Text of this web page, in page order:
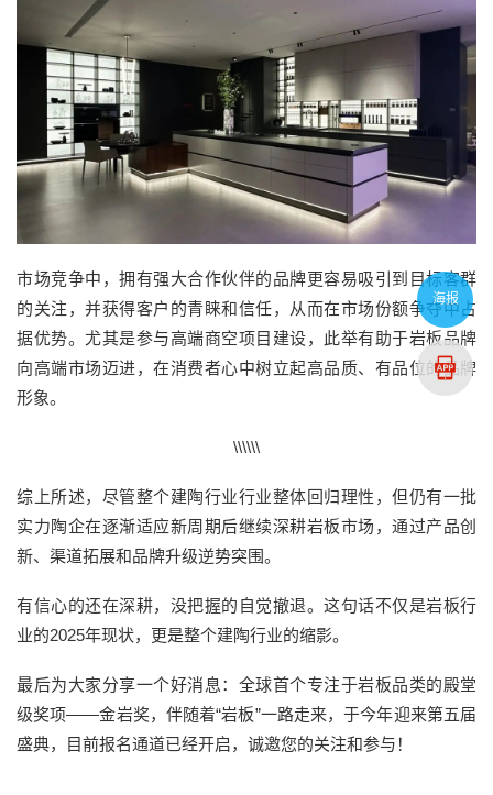
市场竞争中，拥有强大合作伙伴的品牌更容易吸引到目标客群
的关注，并获得客户的青睐和信任，从而在市场份额争夺中占
据优势。尤其是参与高端商空项目建设，此举有助于岩板品牌
向高端市场迈进，在消费者心中树立起高品质、有品位的品牌
形象。
\\\\\\
综上所述， 尽管整个建陶行业行业整体回归理性， 但仍有一批
实力陶企在逐渐适应新周期后继续深耕岩板市场，通过产品创
新、渠道拓展和品牌升级逆势突围。
有信心的还在深耕，没把握的自觉撤退。 这句话不仅是岩板行
业的2025年现状，更是整个建陶行业的缩影。
最后为大家分享一个好消息：全球首个专注于岩板品类的殿堂
级奖项——金岩奖，伴随着“岩板”一路走来，于今年迎来第五届
盛典，目前报名通道已经开启，诚邀您的关注和参与！
海报